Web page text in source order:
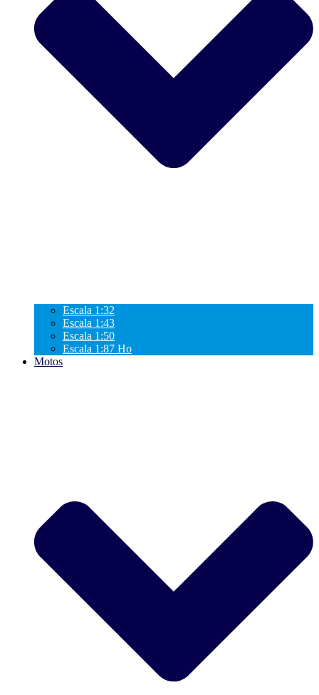
Escala 1:32
Escala 1:43
Escala 1:50
Escala 1:87 Ho
Motos